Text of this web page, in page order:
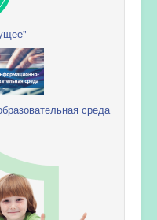
среда